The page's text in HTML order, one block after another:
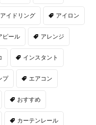
アイドリング アイロン
ピール アレンジ
インスタント
プ エアコン
おすすめ
カーテンレール